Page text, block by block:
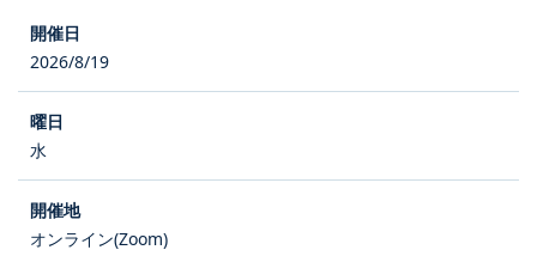
2026/8/19
水
オンライン(Zoom)